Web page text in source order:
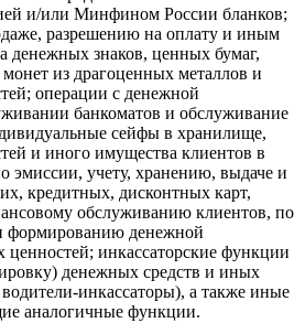
и/или Минфином России бланков;
разрешению на оплату и иным
денежных знаков, ценных бумаг,
из драгоценных металлов и
операции с денежной
банкоматов и обслуживание
сейфы в хранилище,
и иного имущества клиентов в
эмиссии, учету, хранению, выдаче и
кредитных, дисконтных карт,
обслуживанию клиентов, по
формированию денежной
инкассаторские функции
денежных средств и иных
инкассаторы), а также иные
аналогичные функции.